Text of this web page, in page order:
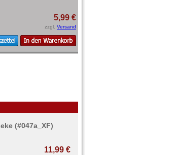
5,99 €
zzgl. Versand
(#047a_XF)
11,99 €